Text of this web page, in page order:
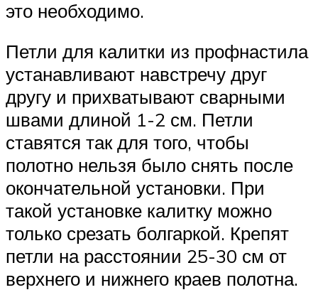
это необходимо.
Петли для калитки из профнастила
устанавливают навстречу друг
другу и прихватывают сварными
швами длиной 1-2 см. Петли
ставятся так для того, чтобы
полотно нельзя было снять после
окончательной установки. При
такой установке калитку можно
только срезать болгаркой. Крепят
петли на расстоянии 25-30 см от
верхнего и нижнего краев полотна.